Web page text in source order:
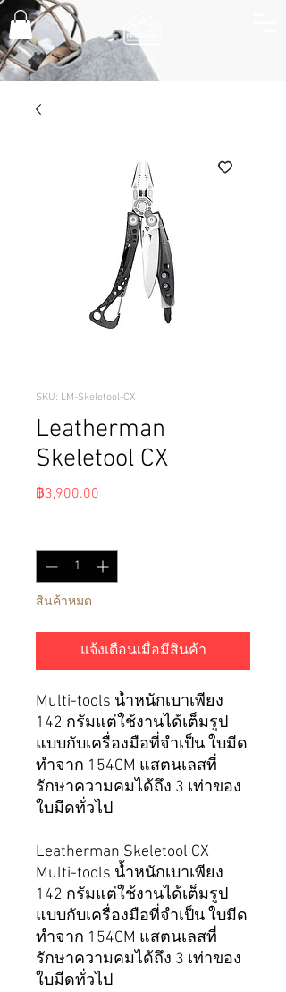
SKU: LM-Skeletool-CX
Leatherman
Skeletool CX
฿3,900.00
สินค้าหมด
แจ้งเตือนเมื่อมีสินค้า
Multi-tools น้ำหนักเบาเพียง
142 กรัมแต่ใช้งานได้เต็มรูป
แบบกับเครื่องมือที่จำเป็น ใบมีด
ทำจาก 154CM แสตนเลสที่
รักษาความคมได้ถึง 3 เท่าของ
ใบมีดทั่วไป
Leatherman Skeletool CX
Multi-tools น้ำหนักเบาเพียง
142 กรัมแต่ใช้งานได้เต็มรูป
แบบกับเครื่องมือที่จำเป็น ใบมีด
ทำจาก 154CM แสตนเลสที่
รักษาความคมได้ถึง 3 เท่าของ
ใบมีดทั่วไป